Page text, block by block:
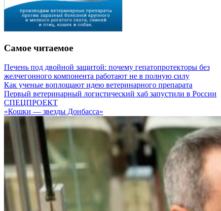
Самое читаемое
Печень под двойной защитой: почему гепатопротекторы без
желчегонного компонента работают не в полную силу
Как ученые воплощают идею ветеринарного препарата
Первый ветеринарный логистический хаб запустили в России
СПЕЦПРОЕКТ
«Кошки — звезды Донбасса»